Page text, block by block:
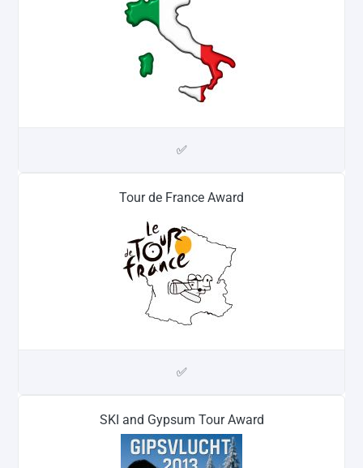
✅
Tour de France Award
✅
SKI and Gypsum Tour Award